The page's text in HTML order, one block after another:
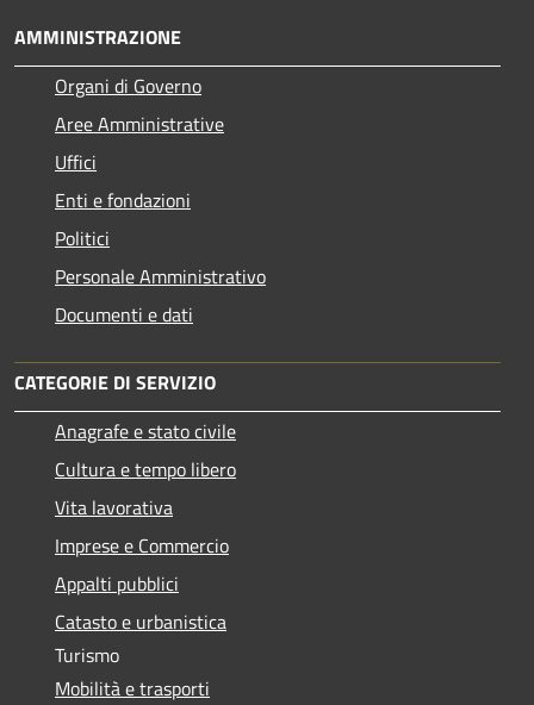
AMMINISTRAZIONE
Organi di Governo
Aree Amministrative
Uffici
Enti e fondazioni
Politici
Personale Amministrativo
Documenti e dati
CATEGORIE DI SERVIZIO
Anagrafe e stato civile
Cultura e tempo libero
Vita lavorativa
Imprese e Commercio
Appalti pubblici
Catasto e urbanistica
Turismo
Mobilità e trasporti